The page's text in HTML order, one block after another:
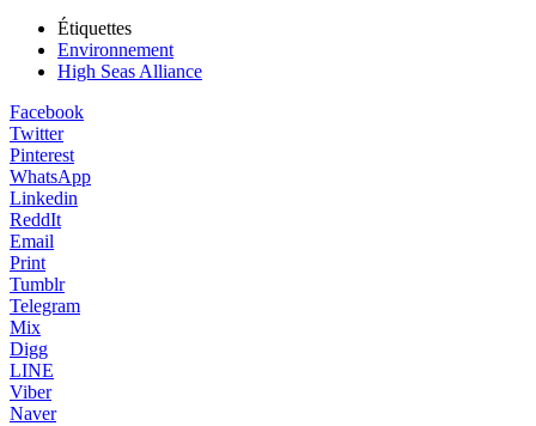
Étiquettes
Environnement
High Seas Alliance
Facebook
Twitter
Pinterest
WhatsApp
Linkedin
ReddIt
Email
Print
Tumblr
Telegram
Mix
Digg
LINE
Viber
Naver